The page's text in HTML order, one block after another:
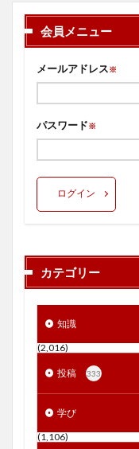
会員メニュー
メールアドレス※
パスワード※
ログイン
カテゴリー
知識
(2,016)
投稿 333
学び
(1,106)